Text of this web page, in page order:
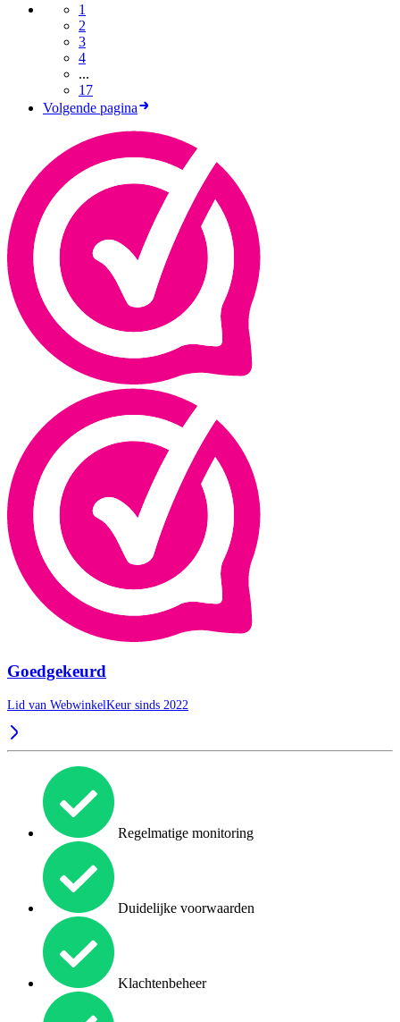
1
2
3
4
...
17
Volgende pagina
Goedgekeurd
Lid van WebwinkelKeur sinds 2022
Regelmatige monitoring
Duidelijke voorwaarden
Klachtenbeheer